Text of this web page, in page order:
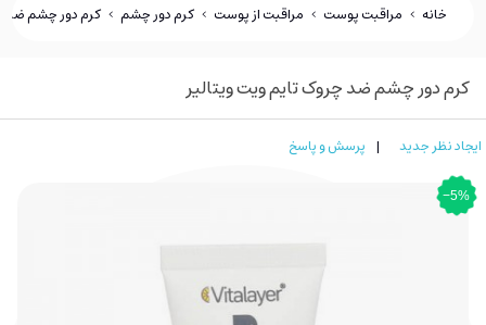
خانه > مراقبت پوست > مراقبت از پوست > کرم دور چشم > کرم دور چشم ضد
کرم دور چشم ضد چروک تایم ویت ویتالیر
ایجاد نظر جدید | پرسش و پاسخ
‎−5%